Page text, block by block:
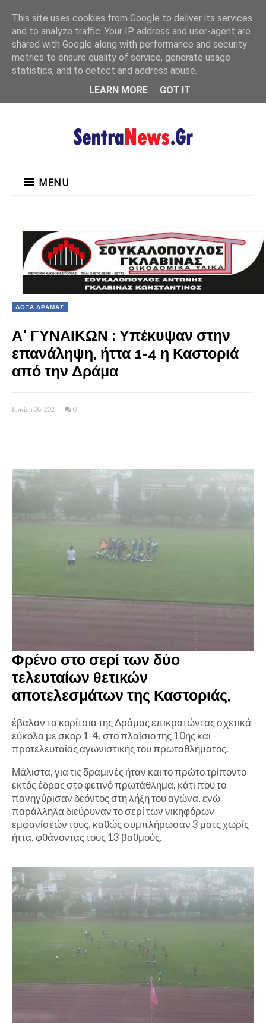
MENU
MENU
ΔΟΞΑ ΔΡΑΜΑΣ
Α' ΓΥΝΑΙΚΩΝ : Υπέκυψαν στην
επανάληψη, ήττα 1-4 η Καστοριά
από την Δράμα
Ιουνίου 06, 2021 0
Φρένο στο σερί των δύο
τελευταίων θετικών
αποτελεσμάτων της Καστοριάς,
έβαλαν τα κορίτσια της Δράμας επικρατώντας σχετικά
εύκολα με σκορ 1-4, στο πλαίσιο της 10ης και
προτελευταίας αγωνιστικής του πρωταθλήματος.
Μάλιστα, για τις δραμινές ήταν και το πρώτο τρίποντο
εκτός έδρας στο φετινό πρωτάθλημα, κάτι που το
πανηγύρισαν δεόντος στη λήξη του αγώνα, ενώ
παράλληλα διεύρυναν το σερί των νικηφόρων
εμφανίσεών τους, καθώς συμπλήρωσαν 3 ματς χωρίς
ήττα, φθάνοντας τους 13 βαθμούς.
This site uses cookies from Google to deliver its services
and to analyze traffic. Your IP address and user-agent are
shared with Google along with performance and security
metrics to ensure quality of service, generate usage
statistics, and to detect and address abuse.
LEARN MORE
GOT IT